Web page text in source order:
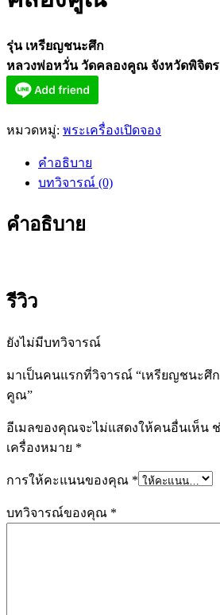
รุ่น เหรียญชนะศึก
หลวงพ่อหวั่น วัดคลองคูณ จังหวัดพิจิตร
หมวดหมู่: พระเครื่องเปิดจอง
คำอธิบาย
บทวิจารณ์ (0)
คำอธิบาย
รีวิว
ยังไม่มีบทวิจารณ์
มาเป็นคนแรกที่วิจารณ์ “เหรียญชนะศึ
คูณ”
อีเมลของคุณจะไม่แสดงให้คนอื่นเห็น
เครื่องหมาย *
การให้คะแนนของคุณ *
บทวิจารณ์ของคุณ *